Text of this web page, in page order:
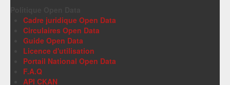
Cadre juridique Open Data
Circulaires Open Data
Guide Open Data
Licence d'utilisation
Portail National Open Data
F.A.Q
API CKAN